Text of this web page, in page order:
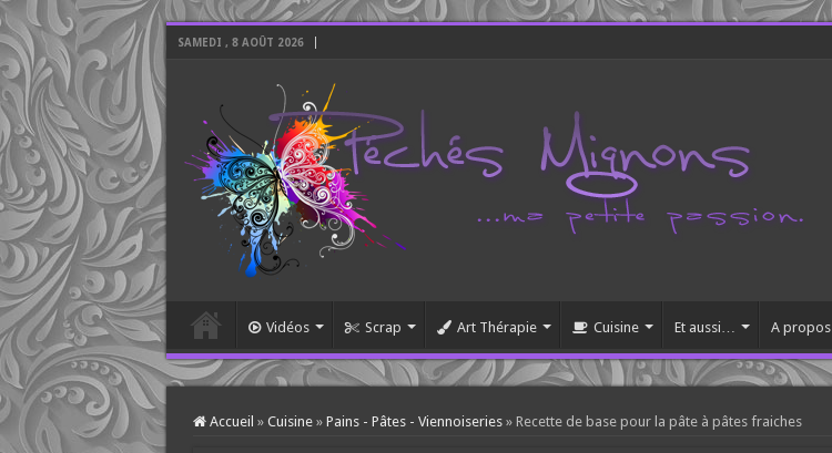
SAMEDI , 8 AOÛT 2026
Vidéos Scrap Art Thérapie Cuisine Et aussi… A propos
Accueil » Cuisine » Pains - Pâtes - Viennoiseries » Recette de base pour la pâte à pâtes fraiches